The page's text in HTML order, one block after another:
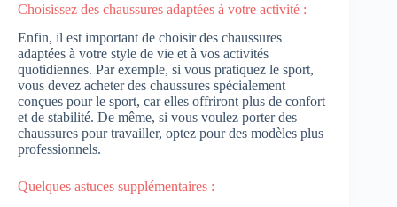
Choisissez des chaussures adaptées à votre activité :
Enfin, il est important de choisir des chaussures
adaptées à votre style de vie et à vos activités
quotidiennes. Par exemple, si vous pratiquez le sport,
vous devez acheter des chaussures spécialement
conçues pour le sport, car elles offriront plus de confort
et de stabilité. De même, si vous voulez porter des
chaussures pour travailler, optez pour des modèles plus
professionnels.
Quelques astuces supplémentaires :